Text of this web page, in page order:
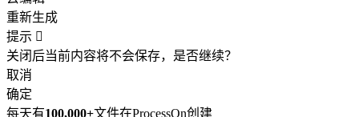
重新生成
提示 
关闭后当前内容将不会保存，是否继续？
取消
确定
每天有100,000+文件在ProcessOn创建